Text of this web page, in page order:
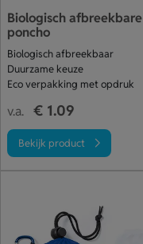
Biologisch afbreekbare
poncho
Biologisch afbreekbaar
Duurzame keuze
Eco verpakking met opdruk
v.a. € 1.09
Bekijk product